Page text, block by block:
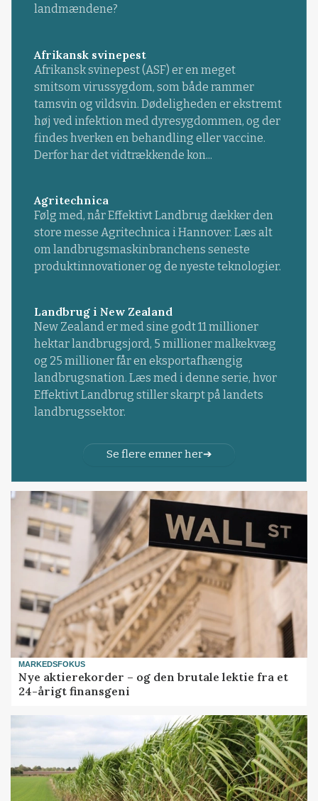
landmændene?
Afrikansk svinepest
Afrikansk svinepest (ASF) er en meget
smitsom virussygdom, som både rammer
tamsvin og vildsvin. Dødeligheden er ekstremt
høj ved infektion med dyresygdommen, og der
findes hverken en behandling eller vaccine.
Derfor har det vidtrækkende kon...
Agritechnica
Følg med, når Effektivt Landbrug dækker den
store messe Agritechnica i Hannover. Læs alt
om landbrugsmaskinbranchens seneste
produktinnovationer og de nyeste teknologier.
Landbrug i New Zealand
New Zealand er med sine godt 11 millioner
hektar landbrugsjord, 5 millioner malkekvæg
og 25 millioner får en eksportafhængig
landbrugsnation. Læs med i denne serie, hvor
Effektivt Landbrug stiller skarpt på landets
landbrugssektor.
Se flere emner her
MARKEDSFOKUS
Nye aktierekorder – og den brutale lektie fra et
24-årigt finansgeni